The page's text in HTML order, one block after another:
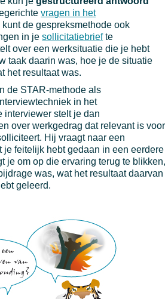
vragen in het
kunt de gespreksmethode ook
in jesollicitatiebriefte
over een werksituatie die je hebt
taak daarin was, hoe je de situatie
het resultaat was.
de STAR-methode als
in het
interviewer stelt je dan
over werkgedrag dat relevant is voor
Hij vraagt naar een
je feitelijk hebt gedaan in een eerdere
je om op die ervaring terug te
was, wat het resultaat daarvan
geleerd.